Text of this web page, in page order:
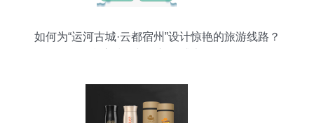
如何为“运河古城·云都宿州”设计惊艳的旅游线路？